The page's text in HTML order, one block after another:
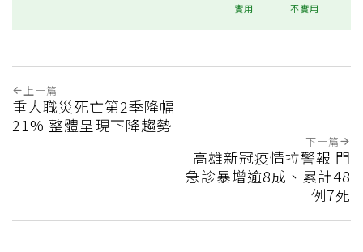
實用 不實用
上一篇
重大職災死亡第2季降幅
21% 整體呈現下降趨勢
下一篇
高雄新冠疫情拉警報 門
急診暴增逾8成、累計48
例7死